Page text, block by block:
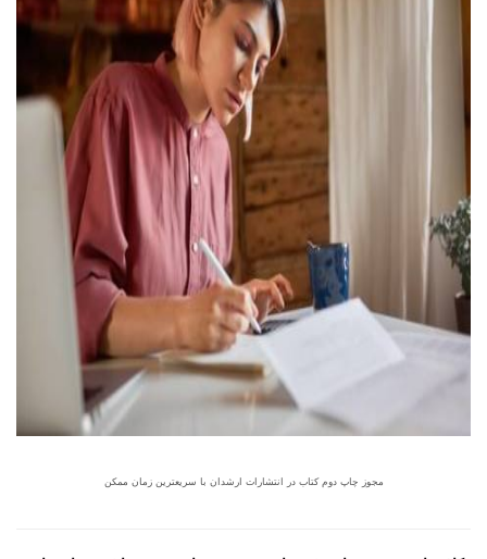
مجوز چاپ دوم کتاب در انتشارات ارشدان با سریعترین زمان ممکن